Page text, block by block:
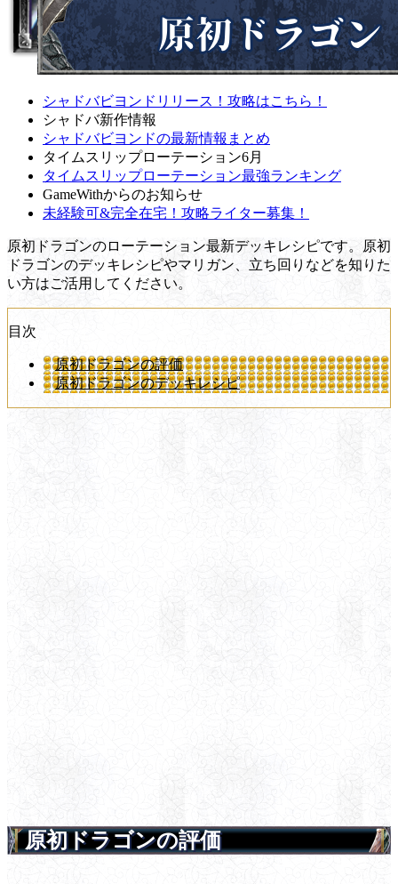
シャドバビヨンドリリース！攻略はこちら！
シャドバ新作情報
シャドバビヨンドの最新情報まとめ
タイムスリップローテーション6月
タイムスリップローテーション最強ランキング
GameWithからのお知らせ
未経験可&完全在宅！攻略ライター募集！
原初ドラゴンのローテーション最新デッキレシピです。原初
ドラゴンのデッキレシピやマリガン、立ち回りなどを知りた
い方はご活用してください。
目次
原初ドラゴンの評価
原初ドラゴンのデッキレシピ
原初ドラゴンの評価